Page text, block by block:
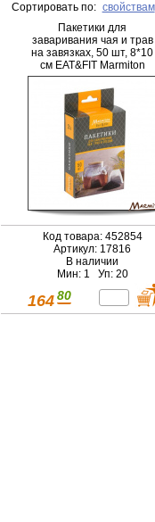
Сортировать по: свойствам
Пакетики для
заваривания чая и трав
на завязках, 50 шт, 8*10
см EAT&FIT Marmiton
/200/20
Код товара: 452854
Артикул: 17816
В наличии
Мин: 1 Уп: 20
164 80